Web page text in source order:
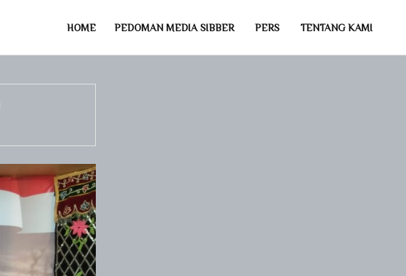
HOME PEDOMAN MEDIA SIBBER PERS TENTANG KAMI